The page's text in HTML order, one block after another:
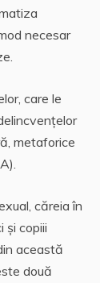
necesar
care le
metaforice
căreia în
şi copiii
această
două